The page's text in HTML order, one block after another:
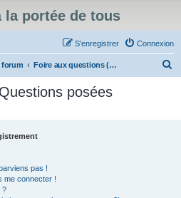
la portée de tous
Connexion
S’enregistrer
forum Foire aux questions (Questions posées fréquemment)
posées
pas !
me connecter !
?